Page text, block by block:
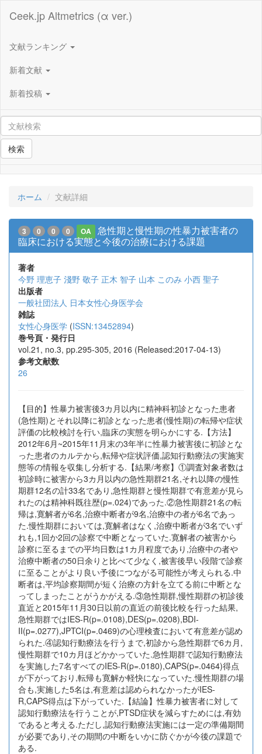
Ceek.jp Altmetrics (α ver.)
文献ランキング
新着文献
新着投稿
検索
ホーム 文献詳細
3 0 0 0 OA
急性期と慢性期の性暴力被害者の
臨床における実態と今後の治療における課題
著者
今野 理恵子 淺野 敬子 正木 智子 山本 このみ 小西 聖子
出版者
一般社団法人 日本女性心身医学会
雑誌
女性心身医学 (ISSN:13452894)
巻号頁・発行日
vol.21, no.3, pp.295-305, 2016 (Released:2017-04-13)
参考文献数
26
【目的】性暴力被害後3カ月以内に精神科初診となった患者
(急性期)とそれ以降に初診となった患者(慢性期)の転帰や症状
評価の比較検討を行い,臨床の実態を明らかにする.【方法】
2012年6月~2015年11月末の3年半に性暴力被害後に初診とな
った患者のカルテから,転帰や症状評価,認知行動療法の実施実
態等の情報を収集し分析する.【結果/考察】①調査対象者数は
初診時に被害から3カ月以内の急性期群21名,それ以降の慢性
期群12名の計33名であり,急性期群と慢性期群で有意差が見ら
れたのは精神科既往歴(p=.024)であった.②急性期群21名の転
帰は,寛解者が6名,治療中断者が9名,治療中の者が6名であっ
た.慢性期群においては,寛解者はなく,治療中断者が3名でいず
れも,1回か2回の診察で中断となっていた.寛解者の被害から
診察に至るまでの平均日数は1カ月程度であり,治療中の者や
治療中断者の50日余りと比べて少なく,被害後早い段階で診察
に至ることがより良い予後につながる可能性が考えられる.中
断者は,平均診察期間が短く治療の方針を立てる前に中断とな
ってしまったことがうかがえる.③急性期群,慢性期群の初診後
直近と2015年11月30日以前の直近の前後比較を行った結果,
急性期群ではIES-R(p=.0108),DES(p=.0208),BDI-
II(p=.0277),JPTCI(p=.0469)の心理検査において有意差が認め
られた.④認知行動療法を行うまで,初診から急性期群で6カ月,
慢性期群で10カ月ほどかかっていた.急性期群で認知行動療法
を実施した7名すべてのIES-R(p=.0180),CAPS(p=.0464)得点
が下がっており,転帰も寛解か軽快になっていた.慢性期群の場
合も,実施した5名は,有意差は認められなかったがIES-
R,CAPS得点は下がっていた.【結論】性暴力被害者に対して
認知行動療法を行うことが,PTSD症状を減らすためには,有効
であると考える.ただし,認知行動療法実施には一定の準備期間
が必要であり,その期間の中断をいかに防ぐかが今後の課題で
ある.